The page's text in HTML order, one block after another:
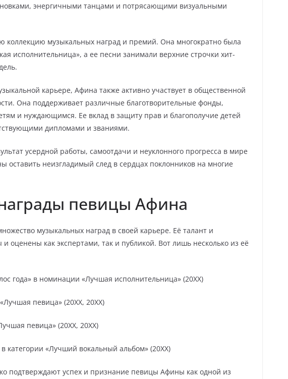
энергичными танцами и потрясающими визуальными
коллекцию музыкальных наград и премий. Она многократно была
исполнительница», а ее песни занимали верхние строчки хит-
карьере, Афина также активно участвует в общественной
Она поддерживает различные благотворительные фонды,
и нуждающимся. Ее вклад в защиту прав и благополучие детей
дипломами и званиями.
усердной работы, самоотдачи и неуклонного прогресса в мире
оставить неизгладимый след в сердцах поклонников на многие
певицы Афина
музыкальных наград в своей карьере. Её талант и
оценены как экспертами, так и публикой. Вот лишь несколько из её
года» в номинации «Лучшая исполнительница» (20XX)
певица» (20XX, 20XX)
певица» (20XX, 20XX)
«Лучший вокальный альбом» (20XX)
подтверждают успех и признание певицы Афины как одной из